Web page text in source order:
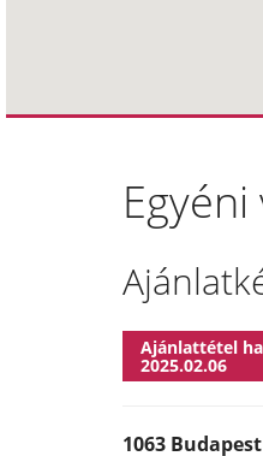
Ajánlattétel
2025.02.06
1063